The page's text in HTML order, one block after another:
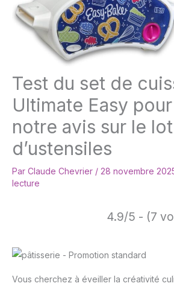
Test du set de
Ultimate Easy
notre avis sur le
d’ustensiles
Par Claude Chevrier / 28 novembre
lecture
4.9/5 - (7
Vous cherchez à éveiller la créativité